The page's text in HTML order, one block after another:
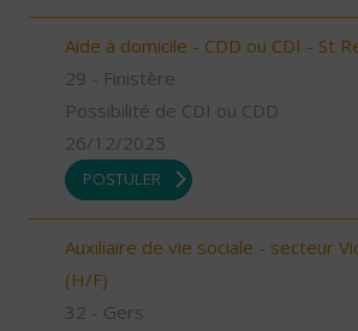
Aide à domicile - CDD ou CDI - St
29 - Finistère
Possibilité de CDI ou CDD
26/12/2025
POSTULER
Auxiliaire de vie sociale - secteur
(H/F)
32 - Gers